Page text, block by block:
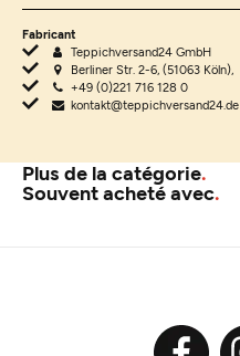
Fabricant
Teppichversand24 GmbH
Berliner Str. 2-6, (51063 Köln),
+49 (0)221 716 128 0
kontakt@teppichversand24.de
Plus de la catégorie
Souvent acheté avec